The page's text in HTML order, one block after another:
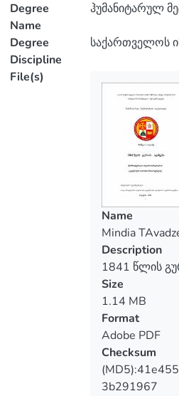
დასაწყისი,
საკითხის
წყაროებისა
მიმოხილვის
საკითხებთან
Degree
Name
ჰუმანიტარულ
Degree
Discipline
საქართველოს
File(s)
Name
Mindia
Description
1841 წლის
Size
1.14 MB
Format
Adobe PDF
Checksum
3b291967